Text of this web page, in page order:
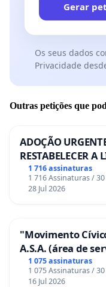
Gerar
Os seus dados
Privacidade
Outras petições que
ADOÇÃO
RESTABELECER A
1 716 assinaturas
1 716 Assinaturas /
28 Jul 2026
"Movimento
A.S.A. (área de
Coimbra
1 075 assinaturas
1 075 Assinaturas /
16 Jul 2026